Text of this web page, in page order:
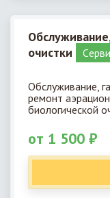
очистки
Обслуживание,
ремонт
биологической
от 1 500 ₽